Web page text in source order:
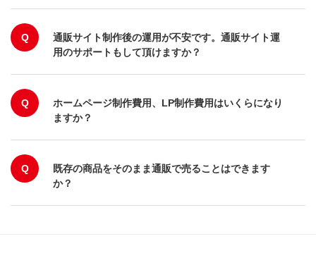
Q
通販サイト制作後の運用が不安です。通販サイト運
用のサポートもして頂けますか？
Q
ホームページ制作費用、LP制作費用はいくらになり
ますか？
Q
既存の商品をそのまま通販で売ることはできます
か？